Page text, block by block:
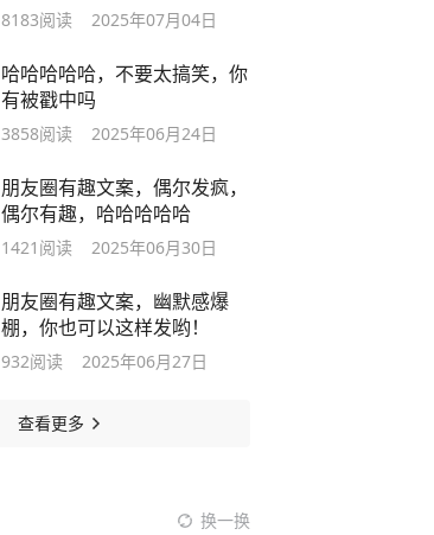
8183阅读 2025年07月04日
哈哈哈哈哈，不要太搞笑，你
有被戳中吗
3858阅读 2025年06月24日
朋友圈有趣文案，偶尔发疯，
偶尔有趣，哈哈哈哈哈
1421 阅读 2025年06月30日
朋友圈有趣文案，幽默感爆
棚，你也可以这样发哟！
932阅读 2025年06月27日
查看更多
换一换